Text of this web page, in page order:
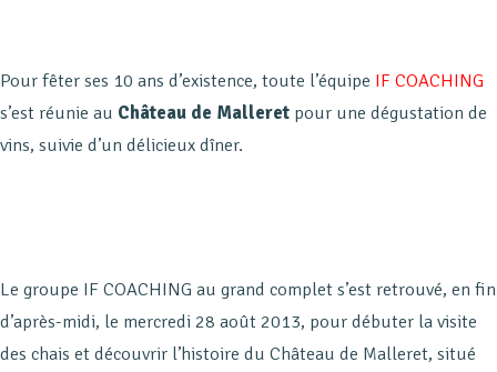
Pour fêter ses 10 ans d’existence, toute l’équipe IF COACHING
s’est réunie au Château de Malleret pour une dégustation de
vins, suivie d’un délicieux dîner.
Le groupe IF COACHING au grand complet s’est retrouvé, en fin
d’après-midi, le mercredi 28 août 2013, pour débuter la visite
des chais et découvrir l’histoire du Château de Malleret, situé